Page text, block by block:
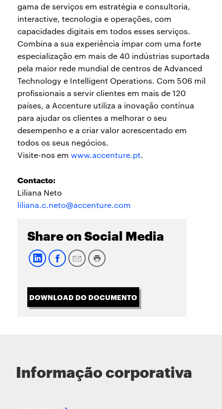
gama de serviços em estratégia e consultoria,
interactive, tecnologia e operações, com
capacidades digitais em todos esses serviços.
Combina a sua experiência ímpar com uma forte
especialização em mais de 40 indústrias suportada
pela maior rede mundial de centros de Advanced
Technology e Intelligent Operations. Com 506 mil
profissionais a servir clientes em mais de 120
países, a Accenture utiliza a inovação contínua
para ajudar os clientes a melhorar o seu
desempenho e a criar valor acrescentado em
todos os seus negócios.
Visite-nos em www.accenture.pt.
Contacto:
Liliana Neto
liliana.c.neto@accenture.com
Share on Social Media
DOWNLOAD DO DOCUMENTO
Informação corporativa